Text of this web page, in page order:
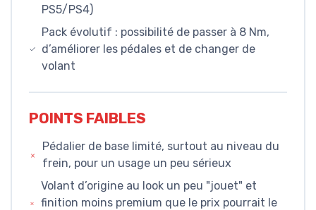
PS5/PS4)
Pack évolutif : possibilité de passer à 8 Nm,
d’améliorer les pédales et de changer de
volant
POINTS FAIBLES
Pédalier de base limité, surtout au niveau du
frein, pour un usage un peu sérieux
Volant d’origine au look un peu "jouet" et
finition moins premium que le prix pourrait le